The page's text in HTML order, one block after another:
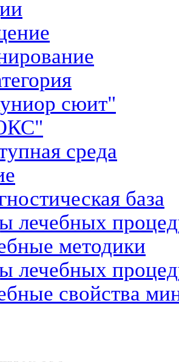
сюит"
среда
база
лечебных
методики
лечебных
свойства